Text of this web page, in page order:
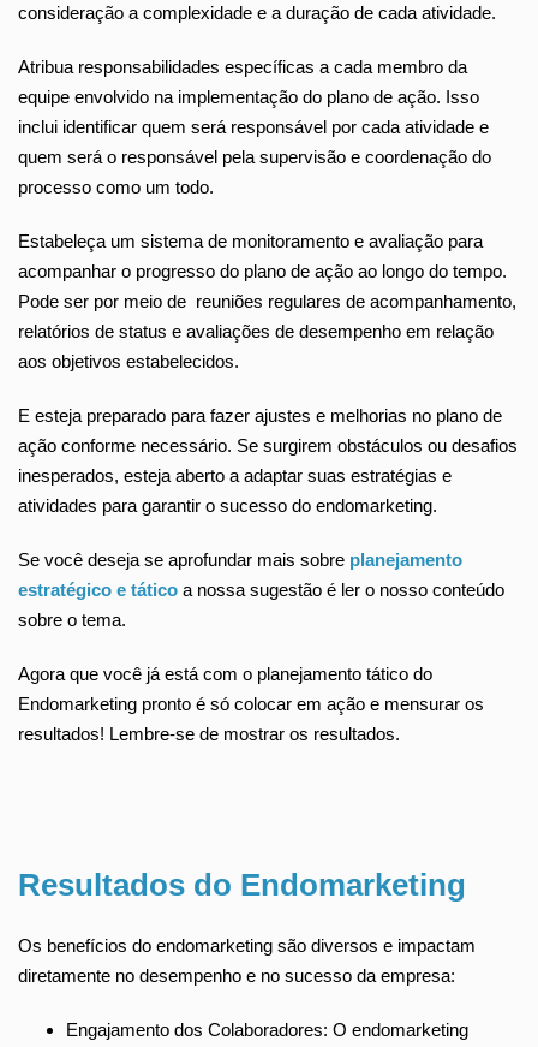
consideração a complexidade e a duração de cada atividade.
Atribua responsabilidades específicas a cada membro da
equipe envolvido na implementação do plano de ação. Isso
inclui identificar quem será responsável por cada atividade e
quem será o responsável pela supervisão e coordenação do
processo como um todo.
Estabeleça um sistema de monitoramento e avaliação para
acompanhar o progresso do plano de ação ao longo do tempo.
Pode ser por meio de reuniões regulares de acompanhamento,
relatórios de status e avaliações de desempenho em relação
aos objetivos estabelecidos.
E esteja preparado para fazer ajustes e melhorias no plano de
ação conforme necessário. Se surgirem obstáculos ou desafios
inesperados, esteja aberto a adaptar suas estratégias e
atividades para garantir o sucesso do endomarketing.
Se você deseja se aprofundar mais sobre planejamento
estratégico e tático a nossa sugestão é ler o nosso conteúdo
sobre o tema.
Agora que você já está com o planejamento tático do
Endomarketing pronto é só colocar em ação e mensurar os
resultados! Lembre-se de mostrar os resultados.
Resultados do Endomarketing
Os benefícios do endomarketing são diversos e impactam
diretamente no desempenho e no sucesso da empresa:
Engajamento dos Colaboradores: O endomarketing